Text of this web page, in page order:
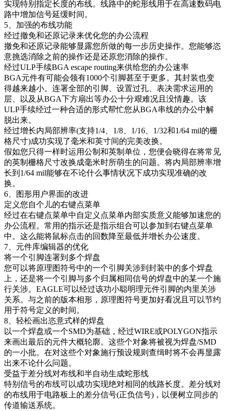
实现特别指定长度的布线。线路中的蛇形线用于在高速数码电
路中增加信号延缓时间。
5、加强的布线功能
经过撤免和还原记录来优化您的办公流程
撤免和还原记录能够显露您所做的每一步历史操作。您能够恣
意挑选消除之前的操作还是还原您消除的操作。
经过ULP手续BGA escape routing来供给您的办公速率
BGA元件有可能会领有1000个引脚甚至于更多。其封装也变
得越来越小。连署全部的引脚、设置过孔、表决需求运用的
层、以及从BGA下方扇出等办公十分艰难况且没情趣。该
ULP手续经过一种合适的形式帮忙您从BGA串线的办公中解
脱出来。
经过增长内局部辨率(支持1/4、1/8、1/16、1/32和1/64 mil的栅
格尺寸)成功实现了毫米和英寸间的完美改换。
假如您只得一样时运用公制和英制单位，您便会晓得在将常见
的英制栅格尺寸改换成毫米时所萌生的问题。将内局部辨率增
长到1/64 mil能够在不论什么事情状况下成功实现准确的改
换。
6、图形用户界面的改进
定义您自个儿的右键点菜单
经过在右键点菜单中自定义点菜单内部实质意义能够加速您的
办公流程。常用的指示还是指示组合可以参加到右键点菜单
中。这么能将鼠标点击的回数降至最低并增长办公速度。
7、元件库编辑器的优化
将一个引脚连署到多个焊盘
您可以将原理图符号中的一个引脚关涉到封装中的多个焊盘
上，还是将一个引脚与多个归属相同信号的焊盘中的某一个施
行关涉。EAGLE可以经过该功小聪明理元件引脚的内里关涉
关系。与之前的版本相形，原理图符号更加好看况且可以节约
用于符号定义的时间。
8、轻松画出恣意式样的焊盘
以一个焊盘或一个SMD为基础，经过WIRE或POLYGON指示
来画出最后的元件大概轮廓。这些个对象将被视为焊盘/SMD
的一小批。在对这些个对象施行预设规则查缉时将不会再显露
出来不论什么问题。
受益于差分线对布线和半自动生成蛇形线
特别信号的布线可以成功实现绝对相同的线路长度。差分线对
的布线用于电路板上的差分信号(正负信号)，以便树立同步的
传道输送系统。